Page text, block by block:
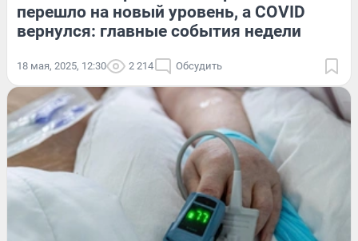
перешло на новый уровень, а COVID
вернулся: главные события недели
18 мая, 2025, 12:30 2 214 Обсудить